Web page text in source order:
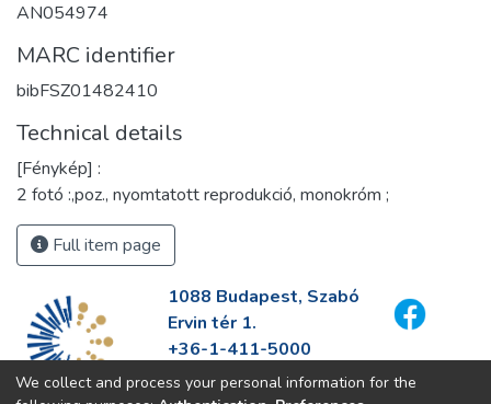
AN054974
MARC identifier
bibFSZ01482410
Technical details
[Fénykép] :
2 fotó :,poz., nyomtatott reprodukció, monokróm ;
Full item page
1088 Budapest, Szabó
Ervin tér 1.
+36-1-411-5000
info@fszek.hu
We collect and process your personal information for the